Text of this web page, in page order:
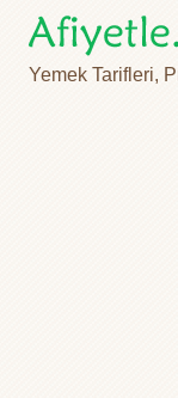
Yemek Tarifleri,